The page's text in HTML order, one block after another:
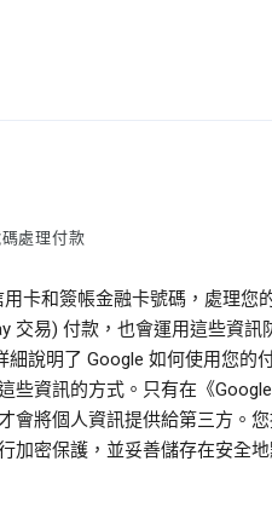
處理付款
卡和簽帳金融卡號碼，處理您
交易) 付款，也會運用這些資訊
細說明了 Google 如何使用您的
些資訊的方式。只有在《
會將個人資訊提供給第三方。
加密保護，並妥善儲存在安全